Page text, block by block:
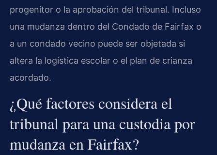
progenitor o la aprobación del tribunal. Incluso
una mudanza dentro del Condado de Fairfax o
a un condado vecino puede ser objetada si
altera la logística escolar o el plan de crianza
acordado.
¿Qué factores considera el
tribunal para una custodia por
mudanza en Fairfax?